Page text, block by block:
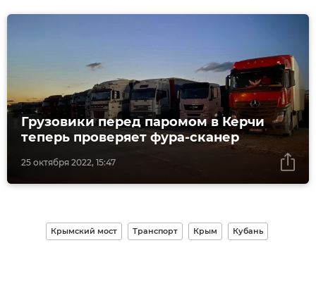
25 октября 2022, 15:47
Грузовики перед паромом в Керчи
теперь проверяет фура-сканер
Крымский мост Транспорт Крым Кубань